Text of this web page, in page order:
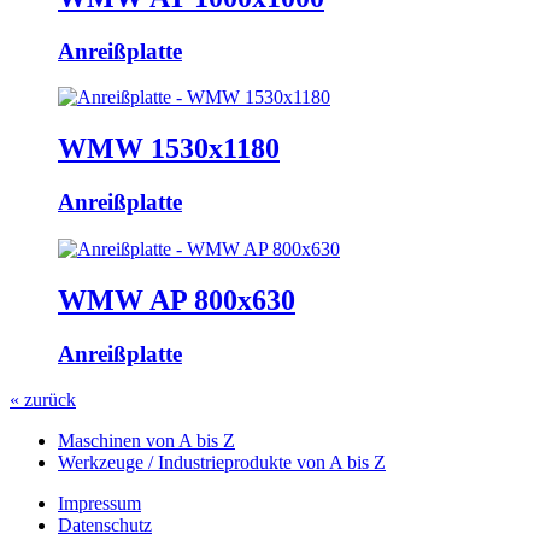
Anreißplatte
WMW 1530x1180
Anreißplatte
WMW AP 800x630
Anreißplatte
« zurück
Maschinen von A bis Z
Werkzeuge / Industrieprodukte von A bis Z
Impressum
Datenschutz